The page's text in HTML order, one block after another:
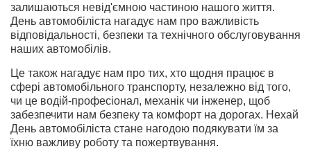
залишаються невід'ємною частиною нашого життя.
День автомобіліста нагадує нам про важливість
відповідальності, безпеки та технічного обслуговування
наших автомобілів.
Це також нагадує нам про тих, хто щодня працює в
сфері автомобільного транспорту, незалежно від того,
чи це водій-професіонал, механік чи інженер, щоб
забезпечити нам безпеку та комфорт на дорогах. Нехай
День автомобіліста стане нагодою подякувати їм за
їхню важливу роботу та пожертвування.